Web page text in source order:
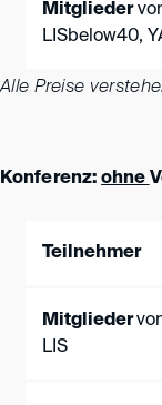
Mitglieder
LISbelow40,
Alle Preise
Konferenz:ohne
Teilnehmer
Mitglieder
LIS